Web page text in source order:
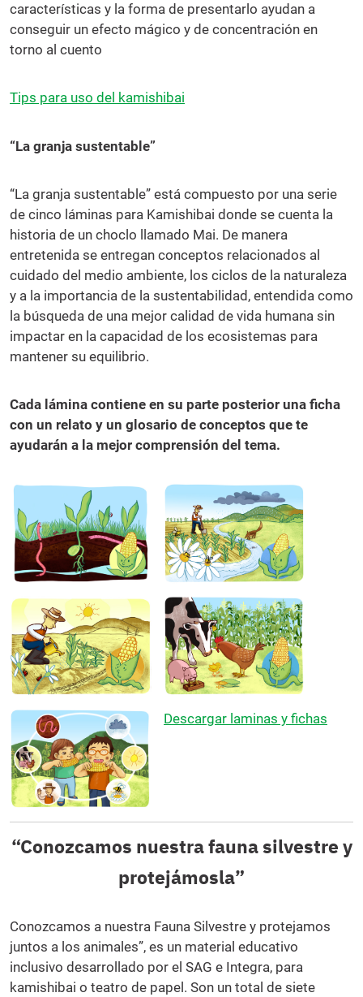
características y la forma de presentarlo ayudan a
conseguir un efecto mágico y de concentración en
torno al cuento
Tips para uso del kamishibai
“La granja sustentable”
“La granja sustentable” está compuesto por una serie
de cinco láminas para Kamishibai donde se cuenta la
historia de un choclo llamado Mai. De manera
entretenida se entregan conceptos relacionados al
cuidado del medio ambiente, los ciclos de la naturaleza
y a la importancia de la sustentabilidad, entendida como
la búsqueda de una mejor calidad de vida humana sin
impactar en la capacidad de los ecosistemas para
mantener su equilibrio.
Cada lámina contiene en su parte posterior una ficha
con un relato y un glosario de conceptos que te
ayudarán a la mejor comprensión del tema.
Descargar laminas y fichas
“Conozcamos nuestra fauna silvestre y
protejámosla”
Conozcamos a nuestra Fauna Silvestre y protejamos
juntos a los animales”, es un material educativo
inclusivo desarrollado por el SAG e Integra, para
kamishibai o teatro de papel. Son un total de siete